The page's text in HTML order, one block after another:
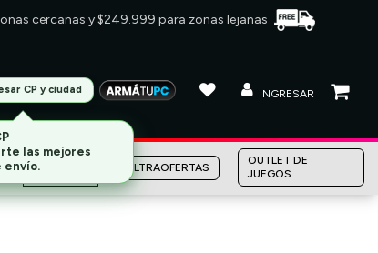
cercanas y $249.999 para zonas lejanas
CP y ciudad INGRESAR
MARCAS
ULTRAOFERTAS
OUTLET DE
JUEGOS
las mejores
envío.